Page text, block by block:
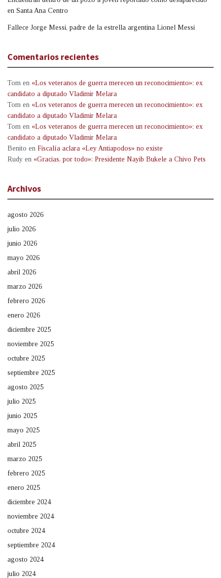
en Santa Ana Centro
Fallece Jorge Messi, padre de la estrella argentina Lionel Messi
Comentarios recientes
Tom en «Los veteranos de guerra merecen un reconocimiento»: ex
candidato a diputado Vladimir Melara
Tom en «Los veteranos de guerra merecen un reconocimiento»: ex
candidato a diputado Vladimir Melara
Tom en «Los veteranos de guerra merecen un reconocimiento»: ex
candidato a diputado Vladimir Melara
Benito en Fiscalía aclara «Ley Antiapodos» no existe
Rudy en «Gracias, por todo»: Presidente Nayib Bukele a Chivo Pets
Archivos
agosto 2026
julio 2026
junio 2026
mayo 2026
abril 2026
marzo 2026
febrero 2026
enero 2026
diciembre 2025
noviembre 2025
octubre 2025
septiembre 2025
agosto 2025
julio 2025
junio 2025
mayo 2025
abril 2025
marzo 2025
febrero 2025
enero 2025
diciembre 2024
noviembre 2024
octubre 2024
septiembre 2024
agosto 2024
julio 2024